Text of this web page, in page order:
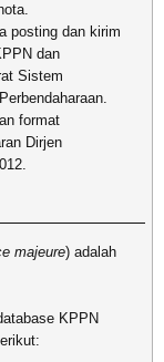
posting dan kirim
dan
Sistem
format
Dirjen
majeure) adalah
KPPN